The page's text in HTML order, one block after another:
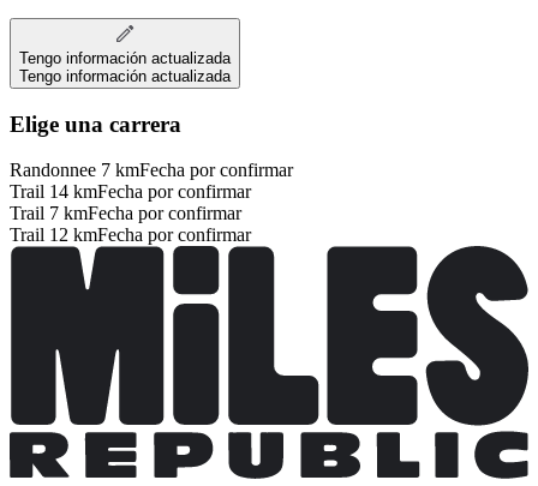
Tengo información actualizada
Tengo información actualizada
Elige una carrera
Randonnee 7 kmFecha por confirmar
Trail 14 kmFecha por confirmar
Trail 7 kmFecha por confirmar
Trail 12 kmFecha por confirmar